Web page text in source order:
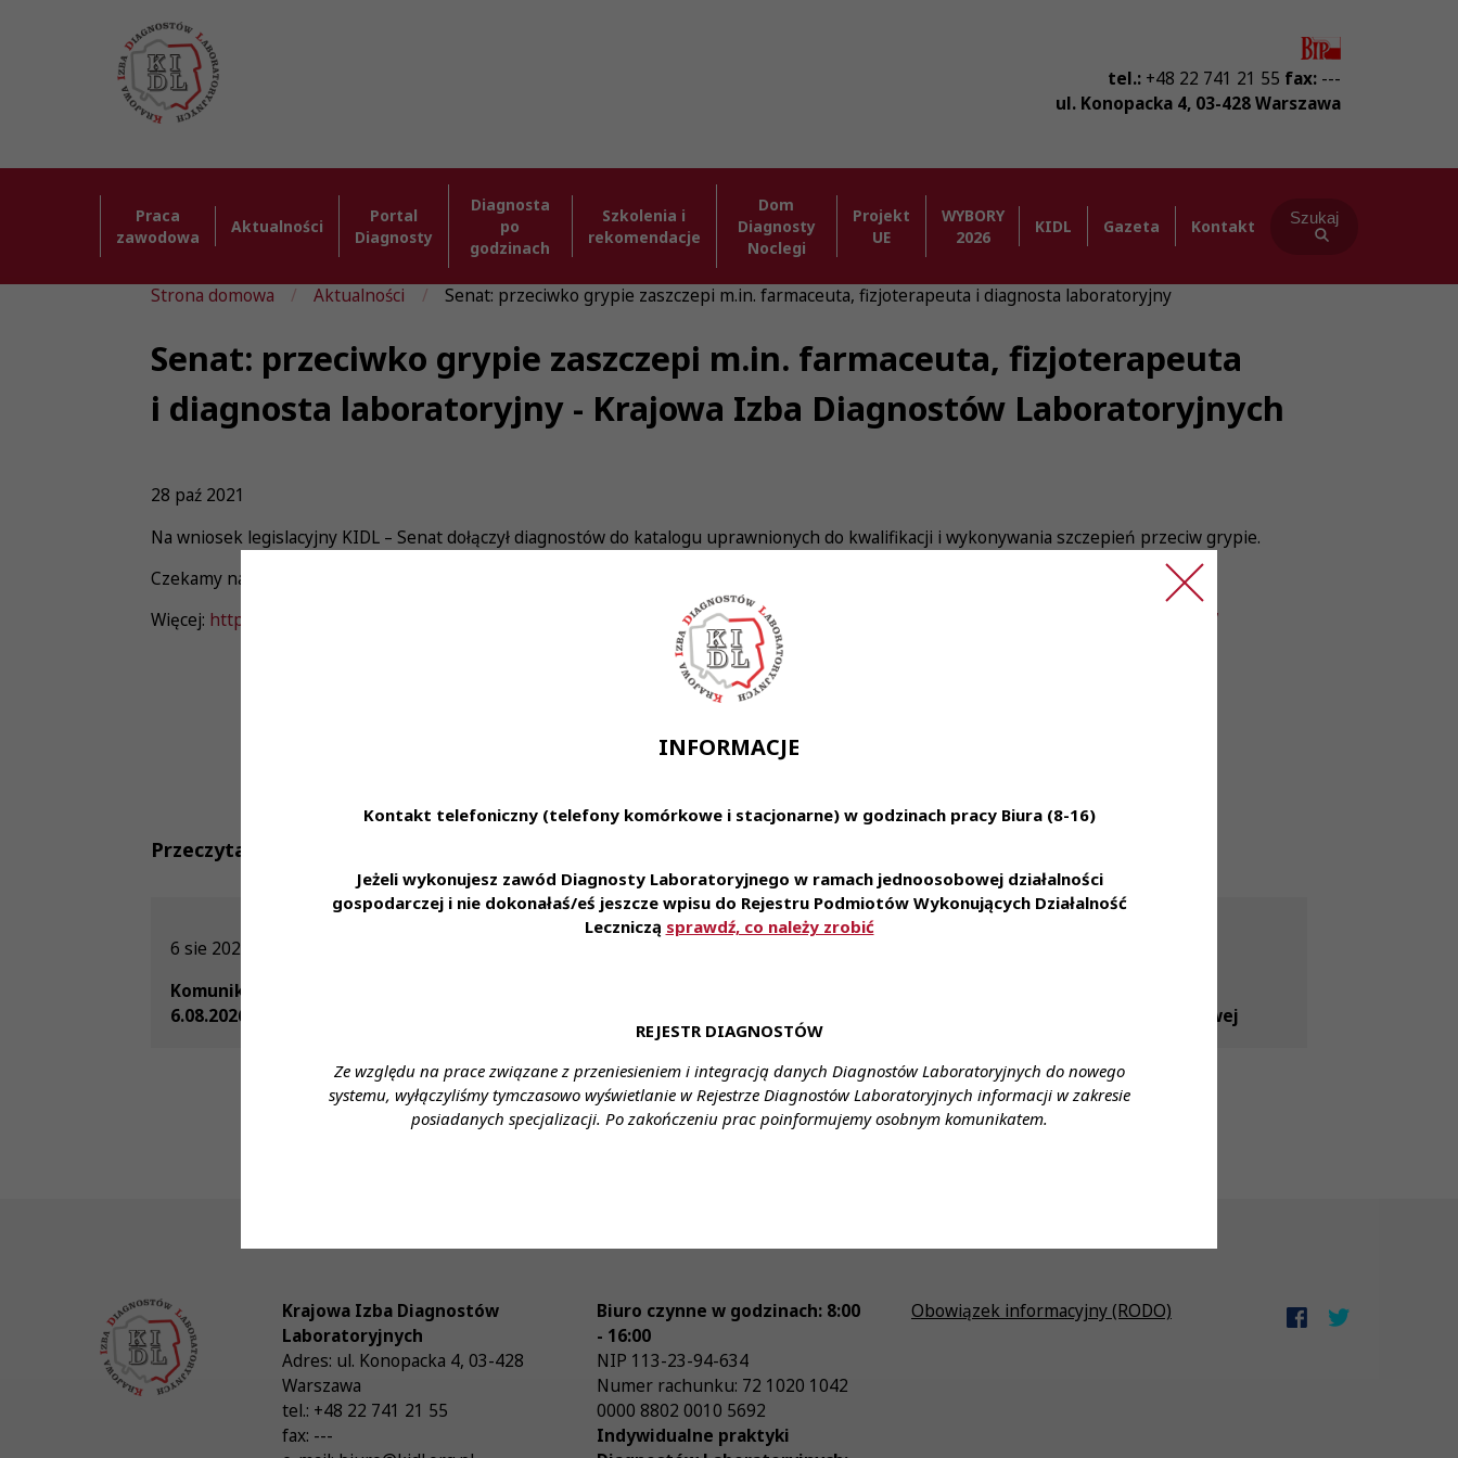
tel.: +48 22 741 21 55 fax: ---
ul. Konopacka 4, 03-428Warszawa
Praca
zawodowa
Aktualności
Portal
Diagnosty
Diagnosta
po
godzinach
Szkolenia i
rekomendacje
Dom
Diagnosty
Noclegi
Projekt
UE
WYBORY
2026
KIDL Gazeta Kontakt Szukaj
INFORMACJE
Kontakt telefoniczny (telefony komórkowe i stacjonarne) w godzinach pracy Biura (8-16)
Jeżeli wykonujesz zawód Diagnosty Laboratoryjnego w ramach jednoosobowej działalności
gospodarczej i nie dokonałaś/eś jeszcze wpisu do Rejestru Podmiotów Wykonujących Działalność
Leczniczą sprawdź, co należy zrobić
REJESTR DIAGNOSTÓW
Ze względu na prace związane z przeniesieniem i integracją danych Diagnostów Laboratoryjnych do nowego
systemu, wyłączyliśmy tymczasowo wyświetlanie w Rejestrze Diagnostów Laboratoryjnych informacji w zakresie
posiadanych specjalizacji. Po zakończeniu prac poinformujemy osobnym komunikatem.
Strona domowa Aktualności Senat: przeciwko grypie zaszczepi m.in. farmaceuta, fizjoterapeuta i diagnosta laboratoryjny
Senat: przeciwko grypie zaszczepi m.in. farmaceuta, fizjoterapeuta
i diagnosta laboratoryjny - Krajowa Izba Diagnostów Laboratoryjnych
28 paź 2021
Na wniosek legislacyjny KIDL – Senat dołączył diagnostów do katalogu uprawnionych do kwalifikacji i wykonywania szczepień przeciw grypie.
Czekamy na głosowanie w Sejmie !
Więcej: https://pulsmedycyny.pl/senat-przeciwko-grypie-zaszczepi-m-in-farmaceuta-fizjoterapeuta-i-diagnosta-laboratoryjny-1131887
Przeczytaj również
6 sie 2026
Komunikat Prezes KRDL z dnia
6.08.2026
Odpowiedzialności Zawodowej
Krajowa Izba Diagnostów
Laboratoryjnych
Adres: ul. Konopacka 4,03-428
Warszawa
tel.: +48 22 741 21 55
fax: ---
Biuro czynne w godzinach: 8:00
- 16:00
NIP 113-23-94-634
Numer rachunku: 72 1020 1042
0000 8802 0010 5692
Indywidualne praktyki
Obowiązek informacyjny (RODO)